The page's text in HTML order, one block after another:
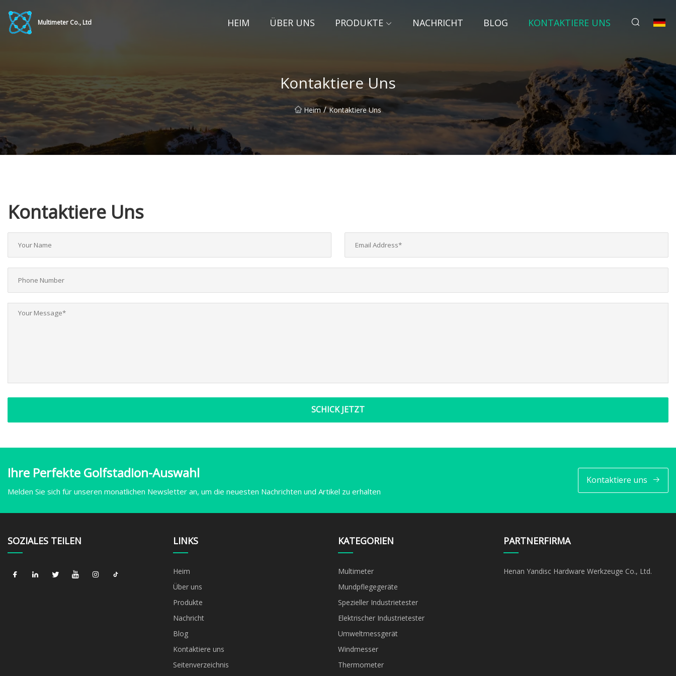
Multimeter Co., Ltd HEIM ÜBER UNS PRODUKTE NACHRICHT BLOG KONTAKTIERE UNS
Kontaktiere Uns
Heim / Kontaktiere Uns
Kontaktiere Uns
SCHICK JETZT
Ihre Perfekte Golfstadion-Auswahl
Melden Sie sich für unseren monatlichen Newsletter an, um die neuesten Nachrichten und Artikel zu erhalten
Kontaktiere uns
SOZIALES TEILEN LINKS
Heim
Über uns
Produkte
Nachricht
Blog
Kontaktiere uns
Seitenverzeichnis
KATEGORIEN
Multimeter
Mundpflegegeräte
Spezieller Industrietester
Elektrischer Industrietester
Umweltmessgerät
Windmesser
Thermometer
PARTNERFIRMA
Henan Yandisc Hardware Werkzeuge Co., Ltd.